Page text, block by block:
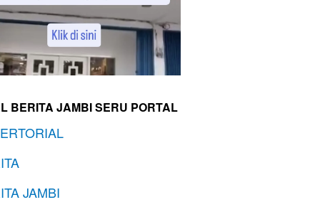
BERITA JAMBI SERU PORTAL
JAMBI